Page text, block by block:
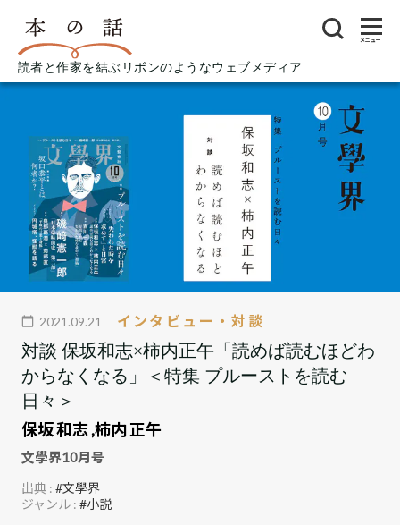
読者と作家を結ぶリボンのようなウェブメディア
メニュー
2021.09.21 インタビュー・対談
対談 保坂和志×柿内正午「読めば読むほどわ
からなくなる」＜特集 プルーストを読む
日々＞
保坂 和志,柿内 正午
文學界10月号
出典 :#文學界
ジャンル :#小説